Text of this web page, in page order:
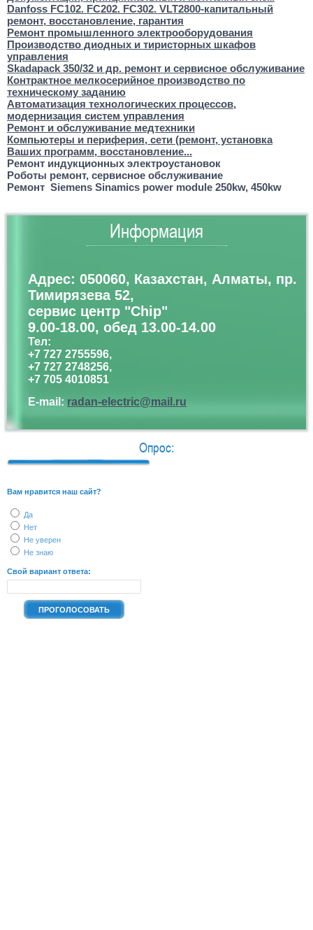
Информация
Адрес: 050060, Казахстан, Алматы, пр.
Тимирязева 52,
сервис центр "Chip"
9.00-18.00, обед 13.00-14.00
Тел:
+7 727 2755596,
+7 727 2748256,
+7 705 4010851
E-mail: radan-electric@mail.ru
Опрос:
Вам нравится наш сайт?
Да
Нет
Не уверен
Не знаю
Свой вариант ответа:
Danfoss FC102. FC202. FC302. VLT2800-капитальный
ремонт, восстановление, гарантия
Ремонт промышленного электрооборудования
Производство диодных и тиристорных шкафов
управления
Skadapack 350/32 и др. ремонт и сервисное обслуживание
Контрактное мелкосерийное производство по
техническому заданию
Автоматизация технологических процессов,
модернизация систем управления
Ремонт и обслуживание медтехники
Компьютеры и периферия, сети (ремонт, установка
Ваших программ, восстановление...
Ремонт индукционных электроустановок
Роботы ремонт, сервисное обслуживание
Ремонт Siemens Sinamics power module 250kw, 450kw